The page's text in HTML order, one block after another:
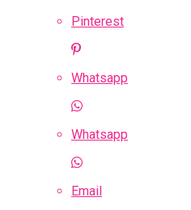
Pinterest
Whatsapp
Whatsapp
Email